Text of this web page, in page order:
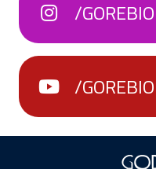
/
/